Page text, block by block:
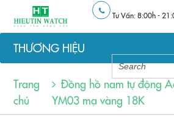
Tư Vấn: 8:00h -
THƯƠNG HIỆU
Trang
chủ
Đồng hồ nam tự động
YM03 mạ vàng 18K